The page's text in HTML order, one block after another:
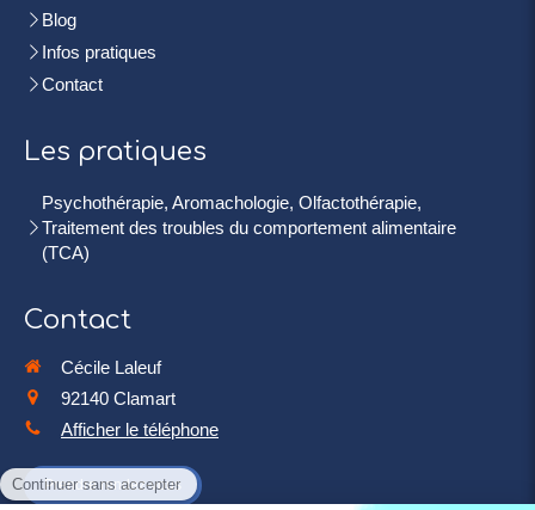
Blog
Infos pratiques
Contact
Les pratiques
Psychothérapie, Aromachologie, Olfactothérapie,
Traitement des troubles du comportement alimentaire
(TCA)
Contact
Cécile Laleuf
92140 Clamart
Afficher le téléphone
Prendre rendez-vous